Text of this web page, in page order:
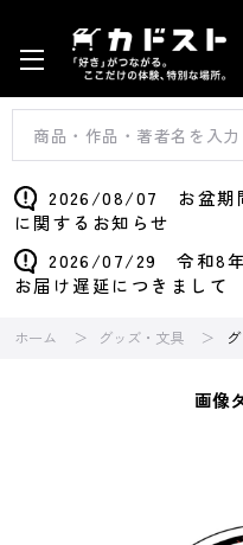
2026/08/07 お盆期
に関するお知らせ
2026/07/29 令和8年
お届け遅延につきまして
ホーム グッズ・文具
画像